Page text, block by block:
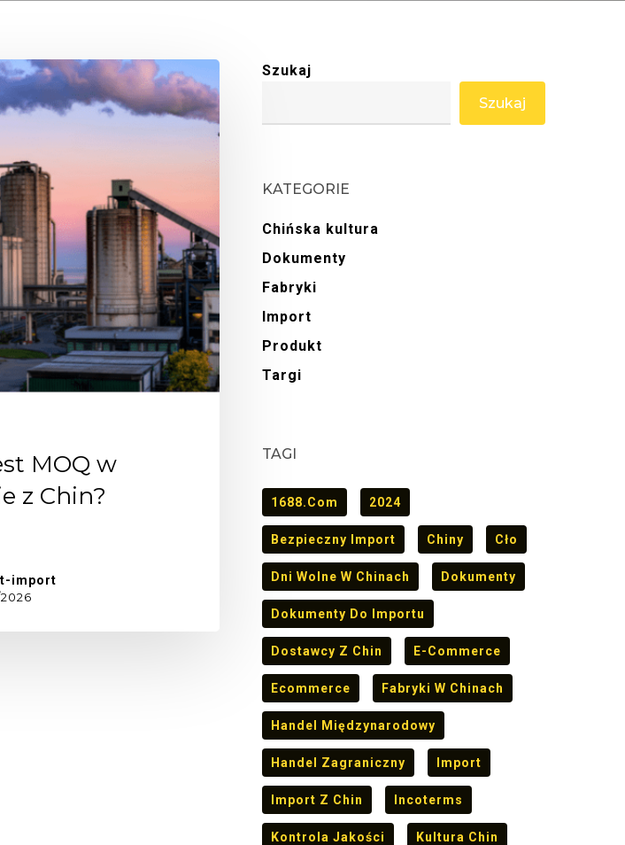
MOQ w
z Chin?
import
Szukaj
Szukaj
KATEGORIE
Chińska kultura
Dokumenty
Fabryki
Import
Produkt
Targi
TAGI
1688.com 2024
Bezpieczny Import Chiny Cło
Dni Wolne W Chinach Dokumenty
Dokumenty Do Importu
Dostawcy Z Chin E-Commerce
Ecommerce Fabryki W Chinach
Handel Międzynarodowy
Handel Zagraniczny Import
Import Z Chin Incoterms
Kontrola Jakości Kultura Chin